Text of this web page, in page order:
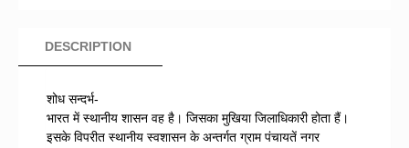
Dr.Sanjeev
Gangwar,
Dr.Rajeev
Shukla
quantity
DESCRIPTION
शोध सन्दर्भ-
भारत में स्थानीय शासन वह है। जिसका मुखिया जिलाधिकारी होता हैं।
इसके विपरीत स्थानीय स्वशासन के अन्तर्गत ग्राम पंचायतें नगर